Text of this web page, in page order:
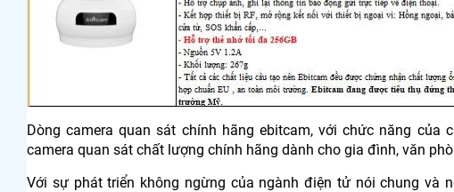
Dòng camera quan sát chính hãng ebitcam, với chức năng
camera quan sát chất lượng chính hãng dành cho gia đình, văn
Với sự phát triển không ngừng của ngành điện tử nói chung và